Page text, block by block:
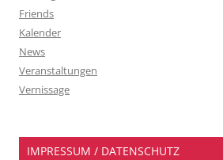
Friends
Kalender
News
Veranstaltungen
Vernissage
IMPRESSUM / DATENSCHUTZ